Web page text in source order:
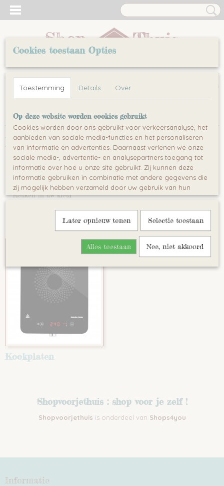
Inloggen Registreren
(0)
Home>Keuken> Fornuizen & Afzuigkappen
Keuken
Fornuizen & Afzuigkappen
Kookplaten
Keuken in uw kleur
Blauw
Kookplaten
Shopvoorjethuis : shop voor je zelf !
Shopvoorjethuis is onderdeel van Shops4you
Informatie
Cookies toestaan Opties
Toestemming Details Over
Op deze website worden cookies gebruikt
Cookies worden door ons gebruikt voor verkeersanalyse, het
aanbieden van sociale media-functies en het personaliseren
van informatie en advertenties. Daarnaast verlenen we onze
sociale media-, advertentie- en analysepartners toegang tot
informatie over hoe u onze site gebruikt. Zij kunnen deze
informatie gebruiken in combinatie met andere gegevens die
zij mogelijk hebben verzameld door uw gebruik van hun
diensten of die u hen hebt verstrekt.
Later opnieuw tonen Selectie toestaan
Alles toestaan Nee, niet akkoord